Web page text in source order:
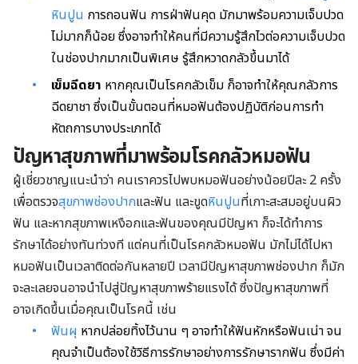
หินปูน การถอนฟัน การฝ่าฟันคุด มักมาพร้อมความเจ็บปวด
ไม่มากก็น้อย ซึ่งอาจทำให้คนที่มีความรู้สึกไวต่อความเจ็บปวด
ในช่องปากมากเป็นพิเศษ รู้สึกหวาดกลัวขึ้นมาได้
เข็มฉีดยา หากคุณเป็นโรคกลัวเข็ม ก็อาจทำให้คุณกลัวการ
ฉีดยาชา ซึ่งเป็นขั้นตอนที่หมอฟันต้องปฏิบัติก่อนการทำ
หัตถการบางประเภทได้
ปัญหาสุขภาพที่มาพร้อมโรคกลัวหมอฟัน
ผู้เชี่ยวชาญแนะนำว่า คนเราควรไปพบหมอฟันอย่างน้อยปีละ 2 ครั้ง
เพื่อตรวจสุขภาพช่องปากและฟัน และขูดหินปูนที่เกาะสะสมอยู่บนผิว
ฟัน และหากสุขภาพเหงือกและฟันของคุณมีปัญหา ก็จะได้ทำการ
รักษาได้อย่างทันท่วงที แต่คนที่เป็นโรคกลัวหมอฟัน มักไม่ได้ไปหา
หมอฟันเป็นเวลาติดต่อกันหลายปี เวลามีปัญหาสุขภาพช่องปาก ก็มัก
จะละเลยจนอาจนำไปสู่ปัญหาสุขภาพร้ายแรงได้ ซึ่งปัญหาสุขภาพที่
อาจเกิดขึ้นเมื่อคุณเป็นโรคนี้ เช่น
ฟันผุ หากปล่อยทิ้งไว้นาน ๆ อาจทำให้ฟันหักหรือฟันเน่า จน
คุณจำเป็นต้องใช้วิธีการรักษาอย่างการรักษารากฟัน ซึ่งมีค่า